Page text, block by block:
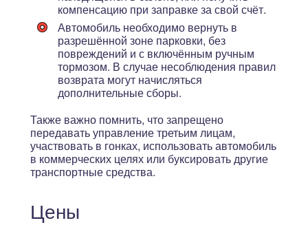
компенсацию при заправке за свой счёт.
Автомобиль необходимо вернуть в
разрешённой зоне парковки, без
повреждений и с включённым ручным
тормозом. В случае несоблюдения правил
возврата могут начисляться
дополнительные сборы.
Также важно помнить, что запрещено
передавать управление третьим лицам,
участвовать в гонках, использовать автомобиль
в коммерческих целях или буксировать другие
транспортные средства.
Цены